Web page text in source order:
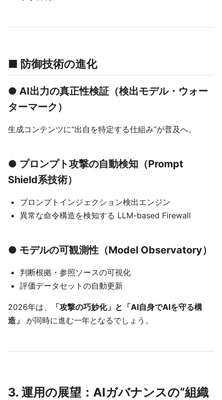
■ 防御技術の進化
● AI出力の真正性検証（検出モデル・ウォー
ターマーク）
生成コンテンツに“出自を特定する仕組み”が普及へ。
● プロンプト攻撃の自動検知（Prompt
Shield系技術）
プロンプトインジェクション検出エンジン
異常な命令構造を検知する LLM-based Firewall
● モデルの可観測性（Model Observatory）
判断根拠・参照ソースの可視化
評価データセットの自動更新
2026年は、
「攻撃の巧妙化」と「AI自身でAIを守る構
造」
が同時に進む一年となるでしょう。
3. 運用の展望：AIガバナンスの“組織